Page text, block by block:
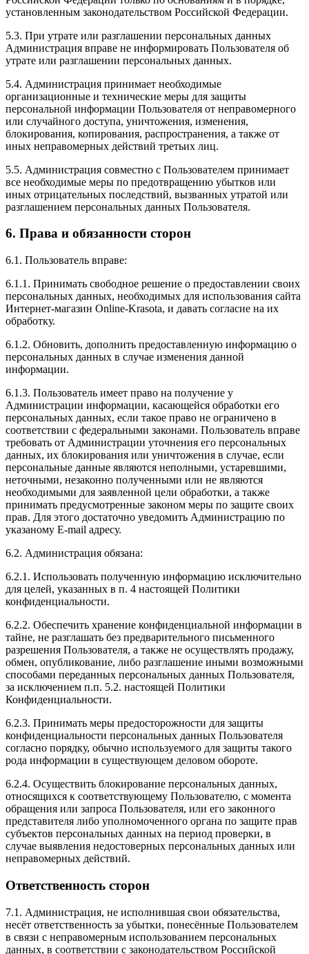
установленным законодательством Российской Федерации.
5.3. При утрате или разглашении персональных данных
Администрация вправе не информировать Пользователя об
утрате или разглашении персональных данных.
5.4. Администрация принимает необходимые
организационные и технические меры для защиты
персональной информации Пользователя от неправомерного
или случайного доступа, уничтожения, изменения,
блокирования, копирования, распространения, а также от
иных неправомерных действий третьих лиц.
5.5. Администрация совместно с Пользователем принимает
все необходимые меры по предотвращению убытков или
иных отрицательных последствий, вызванных утратой или
разглашением персональных данных Пользователя.
6. Права и обязанности сторон
6.1. Пользователь вправе:
6.1.1. Принимать свободное решение о предоставлении своих
персональных данных, необходимых для использования сайта
Интернет-магазин Online-Krasota, и давать согласие на их
обработку.
6.1.2. Обновить, дополнить предоставленную информацию о
персональных данных в случае изменения данной
информации.
6.1.3. Пользователь имеет право на получение у
Администрации информации, касающейся обработки его
персональных данных, если такое право не ограничено в
соответствии с федеральными законами. Пользователь вправе
требовать от Администрации уточнения его персональных
данных, их блокирования или уничтожения в случае, если
персональные данные являются неполными, устаревшими,
неточными, незаконно полученными или не являются
необходимыми для заявленной цели обработки, а также
принимать предусмотренные законом меры по защите своих
прав. Для этого достаточно уведомить Администрацию по
указаному E-mail адресу.
6.2. Администрация обязана:
6.2.1. Использовать полученную информацию исключительно
для целей, указанных в п. 4 настоящей Политики
конфиденциальности.
6.2.2. Обеспечить хранение конфиденциальной информации в
тайне, не разглашать без предварительного письменного
разрешения Пользователя, а также не осуществлять продажу,
обмен, опубликование, либо разглашение иными возможными
способами переданных персональных данных Пользователя,
за исключением п.п. 5.2. настоящей Политики
Конфиденциальности.
6.2.3. Принимать меры предосторожности для защиты
конфиденциальности персональных данных Пользователя
согласно порядку, обычно используемого для защиты такого
рода информации в существующем деловом обороте.
6.2.4. Осуществить блокирование персональных данных,
относящихся к соответствующему Пользователю, с момента
обращения или запроса Пользователя, или его законного
представителя либо уполномоченного органа по защите прав
субъектов персональных данных на период проверки, в
случае выявления недостоверных персональных данных или
неправомерных действий.
Ответственность сторон
7.1. Администрация, не исполнившая свои обязательства,
несёт ответственность за убытки, понесённые Пользователем
в связи с неправомерным использованием персональных
данных, в соответствии с законодательством Российской